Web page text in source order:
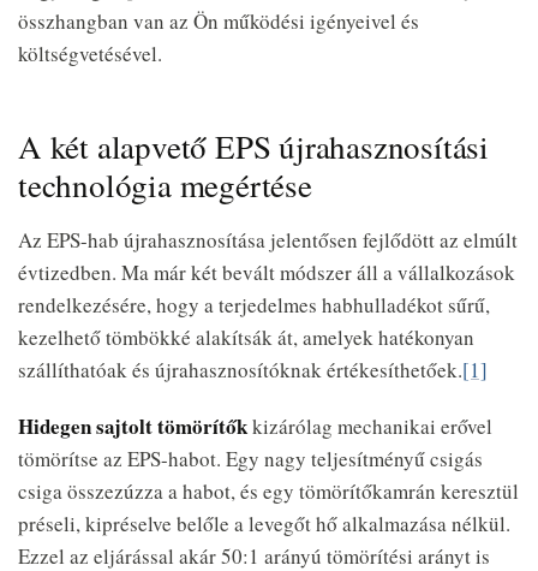
összhangban van az Ön működési igényeivel és
költségvetésével.
A két alapvető EPS újrahasznosítási
technológia megértése
Az EPS-hab újrahasznosítása jelentősen fejlődött az elmúlt
évtizedben. Ma már két bevált módszer áll a vállalkozások
rendelkezésére, hogy a terjedelmes habhulladékot sűrű,
kezelhető tömbökké alakítsák át, amelyek hatékonyan
szállíthatóak és újrahasznosítóknak értékesíthetőek.[1]
Hidegen sajtolt tömörítőkkizárólag mechanikai erővel
tömörítse az EPS-habot. Egy nagy teljesítményű csigás
csiga összezúzza a habot, és egy tömörítőkamrán keresztül
préseli, kipréselve belőle a levegőt hő alkalmazása nélkül.
Ezzel az eljárással akár 50:1 arányú tömörítési arányt is